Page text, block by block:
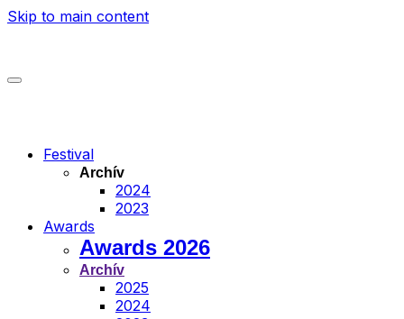
Skip to main content
Festival
Archív
2024
2023
Awards
Awards 2026
Archív
2025
2024